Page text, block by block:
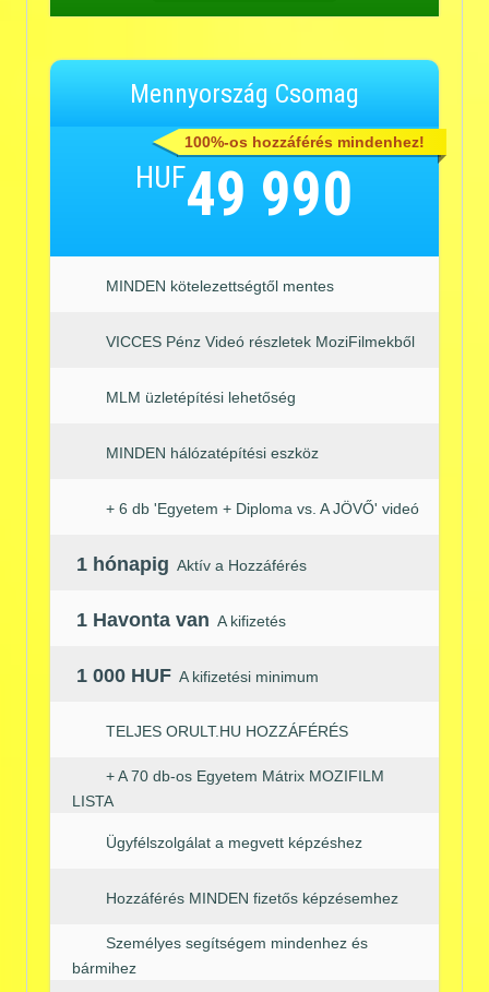
100%-os hozzáférés mindenhez!
Mennyország Csomag
HUF49 990
MINDEN kötelezettségtől mentes
VICCES Pénz Videó részletek MoziFilmekből
MLM üzletépítési lehetőség
MINDEN hálózatépítési eszköz
+ 6 db 'Egyetem + Diploma vs. A JÖVŐ' videó
1 hónapig Aktív a Hozzáférés
1 Havonta van A kifizetés
1 000 HUF A kifizetési minimum
TELJES ORULT.HU HOZZÁFÉRÉS
+ A 70 db-os Egyetem Mátrix MOZIFILM
LISTA
Ügyfélszolgálat a megvett képzéshez
Hozzáférés MINDEN fizetős képzésemhez
Személyes segítségem mindenhez és
bármihez